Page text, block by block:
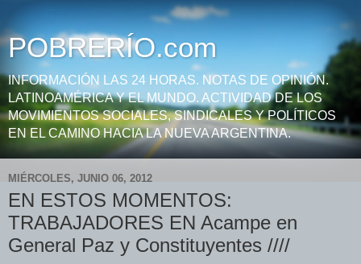
POBRERÍO.com
INFORMACIÓN LAS 24 HORAS. NOTAS DE OPINIÓN.
LATINOAMÉRICA Y EL MUNDO. ACTIVIDAD DE LOS
MOVIMIENTOS SOCIALES, SINDICALES Y POLÍTICOS
EN EL CAMINO HACIA LA NUEVA ARGENTINA.
MIÉRCOLES, JUNIO 06, 2012
EN ESTOS MOMENTOS:
TRABAJADORES EN Acampe en
General Paz y Constituyentes ////